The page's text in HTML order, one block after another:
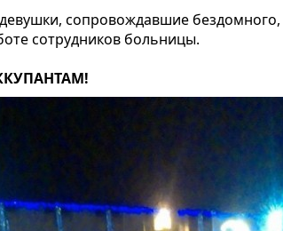
сопровождавшие бездомного,
сотрудников больницы.